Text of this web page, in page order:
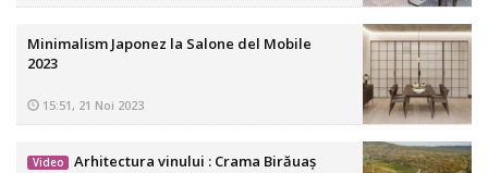
Minimalism Japonez la Salone del Mobile
2023
15:51, 21 Noi 2023
Video Arhitectura vinului : Crama Birăuaș